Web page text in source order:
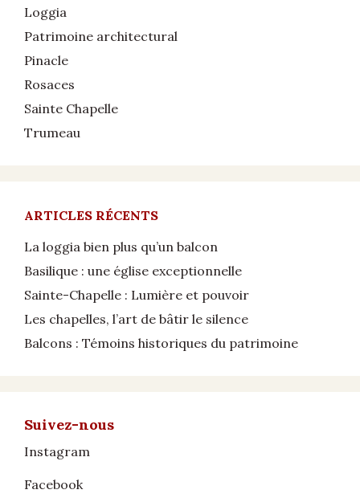
Loggia
Patrimoine architectural
Pinacle
Rosaces
Sainte Chapelle
Trumeau
ARTICLES RÉCENTS
La loggia bien plus qu’un balcon
Basilique : une église exceptionnelle
Sainte-Chapelle : Lumière et pouvoir
Les chapelles, l’art de bâtir le silence
Balcons : Témoins historiques du patrimoine
Suivez-nous
Instagram
Facebook